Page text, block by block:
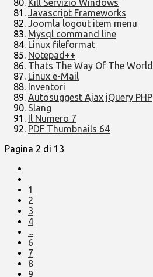
Kill Servizio Windows
Javascript Frameworks
Joomla logout item menu
Mysql command line
Linux fileformat
Notepad++
Thats The Way Of The World
Linux e-Mail
Inventori
Autosuggest Ajax jQuery PHP
Slang
Il Numero 7
PDF Thumbnails 64
Pagina 2 di 13
1
2
3
4
...
6
7
8
9